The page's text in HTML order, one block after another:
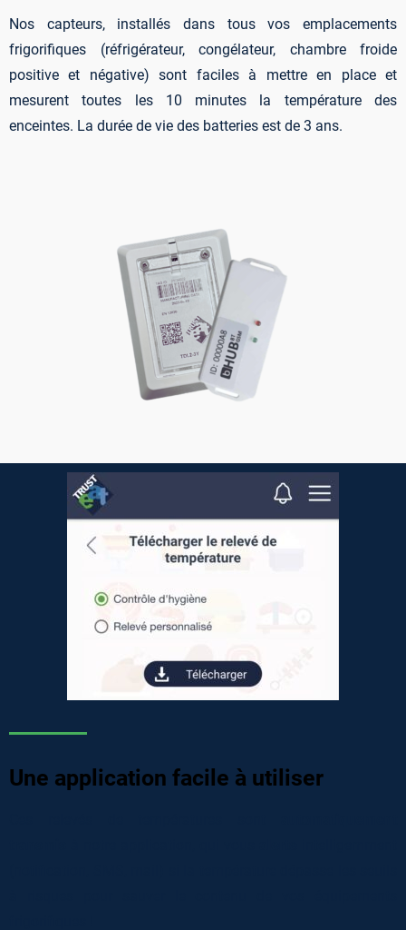
Nos capteurs, installés dans tous vos emplacements
frigorifiques (réfrigérateur, congélateur, chambre froide
positive et négative) sont faciles à mettre en place et
mesurent toutes les 10 minutes la température des
enceintes. La durée de vie des batteries est de 3 ans.
Une application facile à utiliser